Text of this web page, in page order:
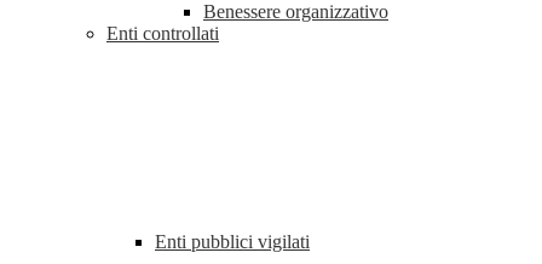
Benessere organizzativo
Enti controllati
Enti pubblici vigilati